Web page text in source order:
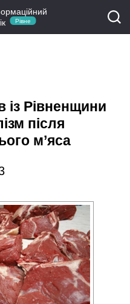
Рівне
із Рівненщини
після
м’яса